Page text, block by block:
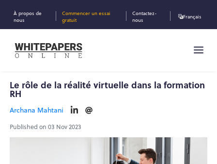
À propos de
nous
Commencer un essai
gratuit
Contactez-
nous
Français
Le rôle de la réalité virtuelle dans la formation
RH
Archana Mahtani
Published on 03 Nov 2023